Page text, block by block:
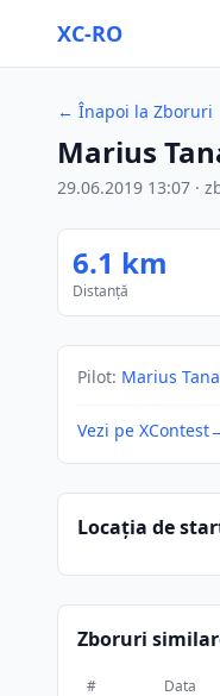
XC-RO
← Înapoi la Zboruri
Marius
29.06.2019 13:07 ·
6.1 km
Distanță
Pilot: Marius
Vezi pe XContest
Locația de
Zboruri
# Data